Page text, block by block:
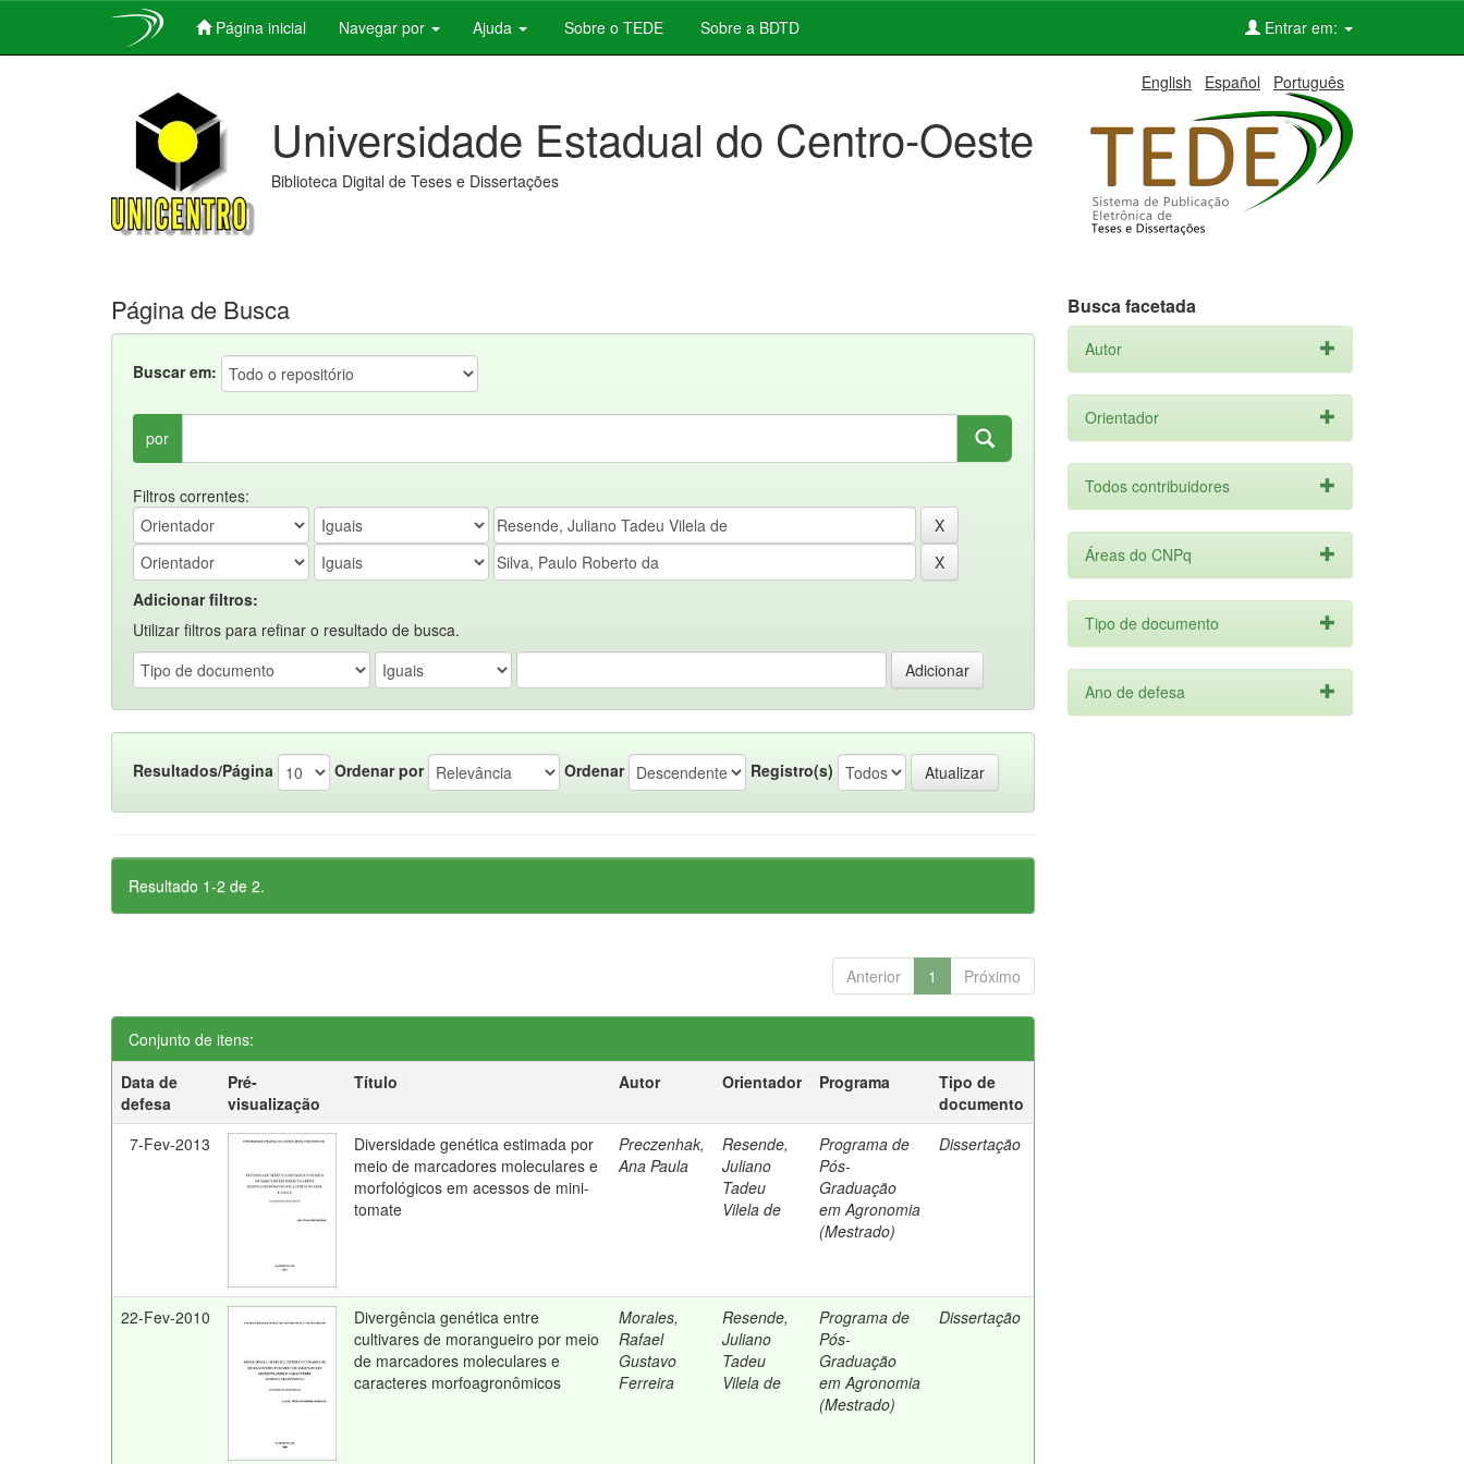
Página inicial Navegar por Ajuda Sobre o TEDE Sobre a BDTD Entrar em:
English Español Português
Universidade Estadual do Centro-Oeste
Biblioteca Digital de Teses e Dissertações
Página de Busca
Buscar em:
por
Filtros correntes:
Adicionar filtros:
Utilizar filtros para refinar o resultado de busca.
Resultados/Página Ordenar por Ordenar Registro(s)
Resultado 1-2 de 2.
Anterior 1 Próximo
Conjunto de itens:
Data de
defesa
Pré-
visualização
Título Autor Orientador Programa
Tipo de
documento
7-Fev-2013
Diversidade genética estimada por
meio de marcadores moleculares e
morfológicos em acessos de mini-
tomate
Preczenhak,
Ana Paula
Resende,
Juliano
Tadeu
Vilela de
Programa de
Pós-
Graduação
em Agronomia
(Mestrado)
Dissertação
22-Fev-2010
Divergência genética entre
cultivares de morangueiro por meio
de marcadores moleculares e
caracteres morfoagronômicos
Morales,
Rafael
Gustavo
Ferreira
Resende,
Juliano
Tadeu
Vilela de
Programa de
Pós-
Graduação
em Agronomia
(Mestrado)
Dissertação
Busca facetada
Autor
Orientador
Todos contribuidores
Áreas do CNPq
Tipo de documento
Ano de defesa